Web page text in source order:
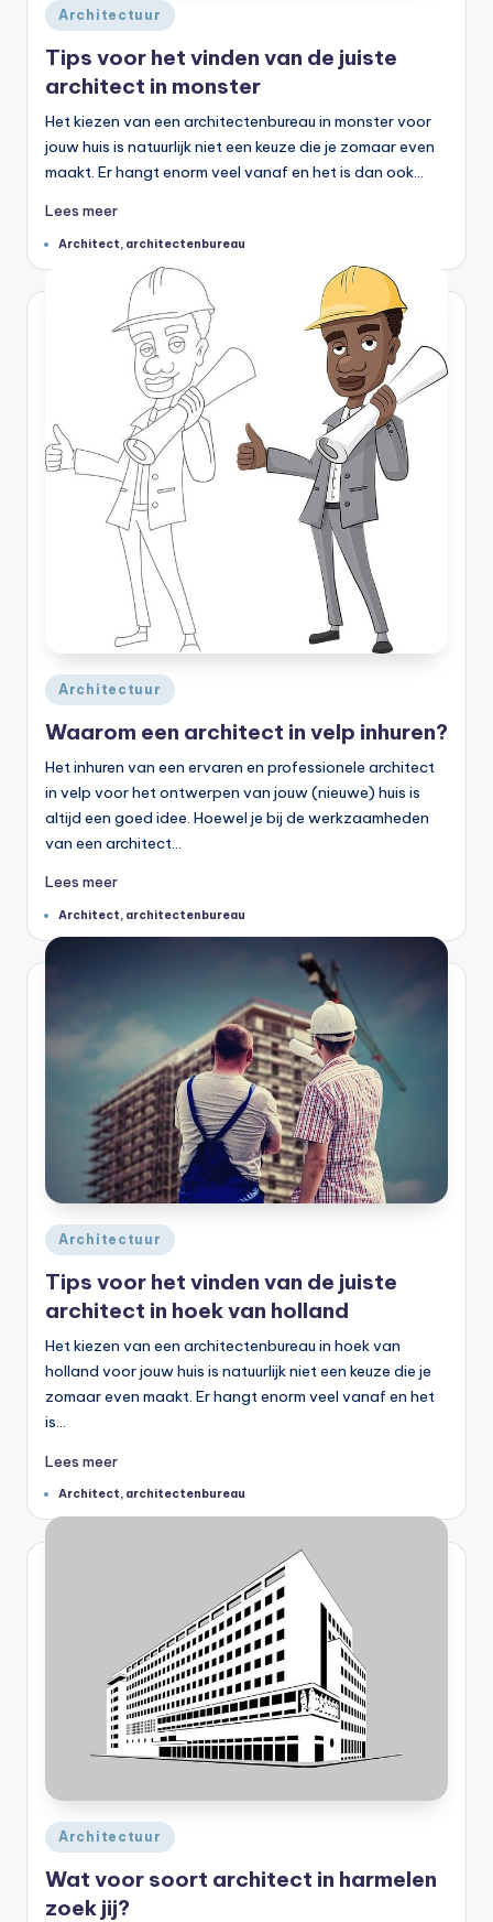
Geplaatst
in
Architectuur
Tips voor het vinden van de juiste
architect in monster
Het kiezen van een architectenbureau in monster voor
jouw huis is natuurlijk niet een keuze die je zomaar even
maakt. Er hangt enorm veel vanaf en het is dan ook…
Lees meer
Tags:
Architect, architectenbureau
Geplaatst
in
Architectuur
Waarom een architect in velp inhuren?
Het inhuren van een ervaren en professionele architect
in velp voor het ontwerpen van jouw (nieuwe) huis is
altijd een goed idee. Hoewel je bij de werkzaamheden
van een architect…
Lees meer
Tags:
Architect, architectenbureau
Geplaatst
Architectuur
Tips voor het vinden van de juiste
architect in hoek van holland
Het kiezen van een architectenbureau in hoek van
holland voor jouw huis is natuurlijk niet een keuze die je
zomaar even maakt. Er hangt enorm veel vanaf en het
is…
Lees meer
Tags:
Architect, architectenbureau
Geplaatst
in
Architectuur
Wat voor soort architect in harmelen
zoek jij?